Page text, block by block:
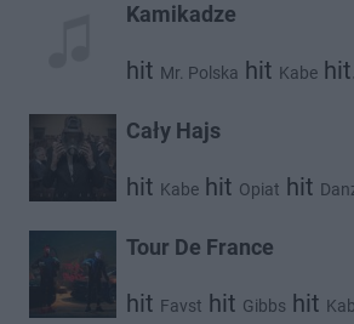
Kamikadze
hit Mr. Polska hit Kabe hit
Cały Hajs
hit Kabe hit Opiat hit
Tour De France
hit Favst hit Gibbs hit